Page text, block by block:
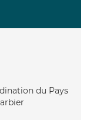
du Pays